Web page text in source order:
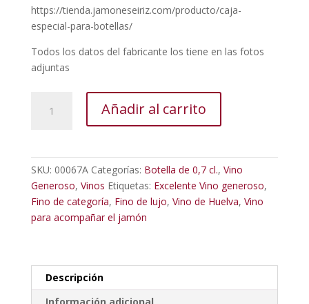
https://tienda.jamoneseiriz.com/producto/caja-
especial-para-botellas/
Todos los datos del fabricante los tiene en las fotos
adjuntas
Generoso
cantidad
Añadir al carrito
SKU: 00067A Categorías: Botella de 0,7 cl., Vino
Generoso, Vinos Etiquetas: Excelente Vino generoso,
Fino de categoría, Fino de lujo, Vino de Huelva, Vino
para acompañar el jamón
Descripción